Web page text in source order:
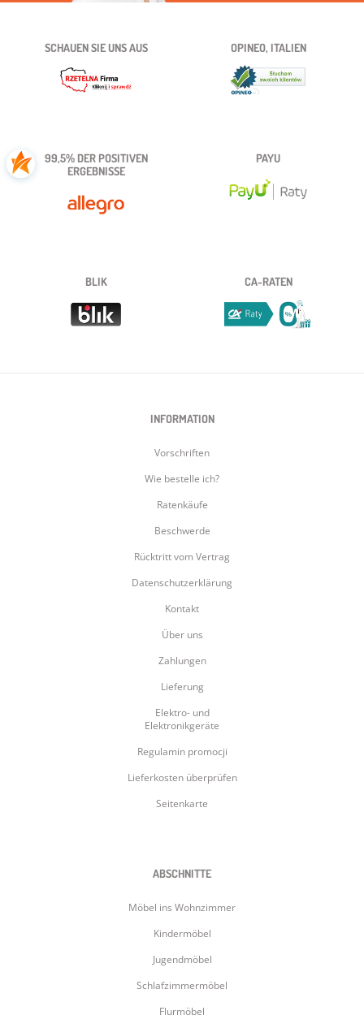
SCHAUEN SIE UNS AUS OPINEO, ITALIEN
99,5% DER POSITIVEN
ERGEBNISSE
PAYU
BLIK CA-RATEN
INFORMATION
Vorschriften
Wie bestelle ich?
Ratenkäufe
Beschwerde
Rücktritt vom Vertrag
Datenschutzerklärung
Kontakt
Über uns
Zahlungen
Lieferung
Elektro- und
Elektronikgeräte
Regulamin promocji
Lieferkosten überprüfen
Seitenkarte
ABSCHNITTE
Möbel ins Wohnzimmer
Kindermöbel
Jugendmöbel
Schlafzimmermöbel
Flurmöbel